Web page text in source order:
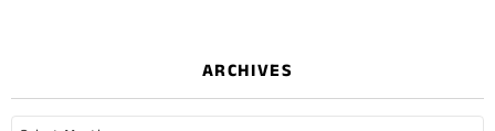
ARCHIVES